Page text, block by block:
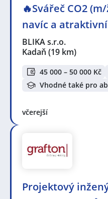
🔥Svářeč CO2
navíc a
BLIKA s.r.o.
Kadaň (19 km)
45 000 – 50 000 Kč
Vhodné také pro
včerejší
Projektový